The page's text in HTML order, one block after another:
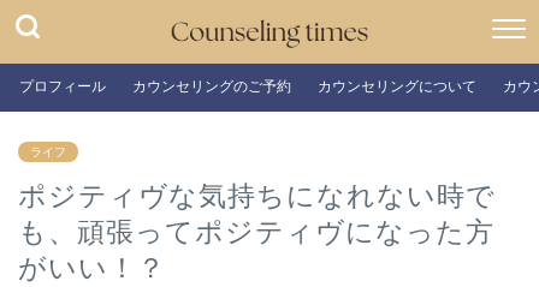
プロフィール カウンセリングのご予約 カウンセリングについて カウ
ライフ
ポジティヴな気持ちになれない時で
も、頑張ってポジティヴになった方
がいい！？